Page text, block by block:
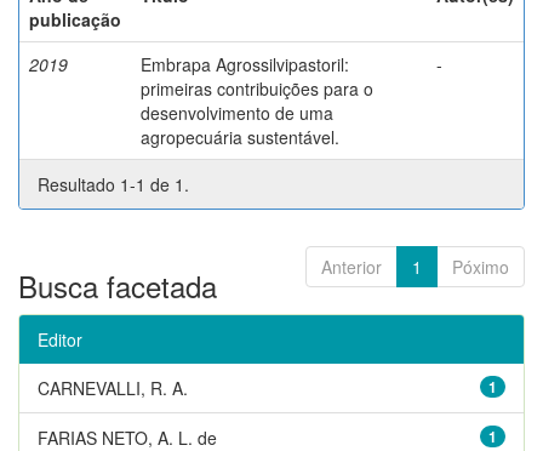
publicação
2019
Embrapa Agrossilvipastoril:
primeiras contribuições para o
desenvolvimento de uma
agropecuária sustentável.
-
Resultado 1-1 de 1.
Anterior 1 Póximo
Busca facetada
Editor
1
CARNEVALLI, R. A.
1
FARIAS NETO, A. L. de